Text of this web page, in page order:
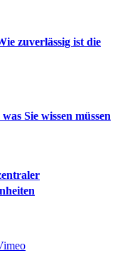
zuverlässig ist die
Sie wissen müssen